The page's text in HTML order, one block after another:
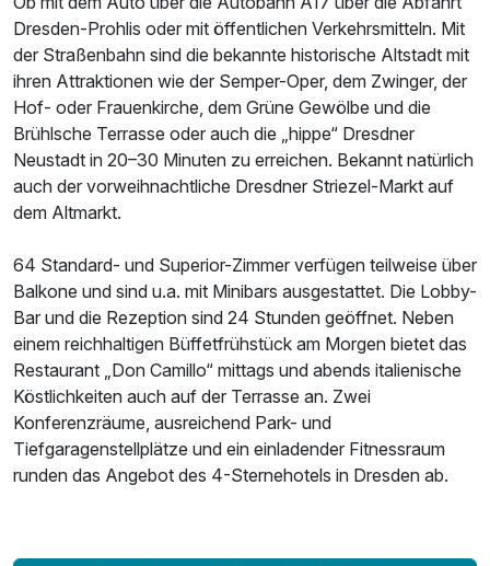
Ausstattung
Zusatznächte
Für 2 Tage
Dresden-Prohlis oder mit öffentlichen Verkehrsmitteln. Mit
der Straßenbahn sind die bekannte historische Altstadt mit
ihren Attraktionen wie der Semper-Oper, dem Zwinger, der
Hof- oder Frauenkirche, dem Grüne Gewölbe und die
Brühlsche Terrasse oder auch die „hippe“ Dresdner
Neustadt in 20–30 Minuten zu erreichen. Bekannt natürlich
auch der vorweihnachtliche Dresdner Striezel-Markt auf
dem Altmarkt.
64 Standard- und Superior-Zimmer verfügen teilweise über
Balkone und sind u.a. mit Minibars ausgestattet. Die Lobby-
Bar und die Rezeption sind 24 Stunden geöffnet. Neben
einem reichhaltigen Büffetfrühstück am Morgen bietet das
Restaurant „Don Camillo“ mittags und abends italienische
Köstlichkeiten auch auf der Terrasse an. Zwei
Konferenzräume, ausreichend Park- und
Tiefgaragenstellplätze und ein einladender Fitnessraum
runden das Angebot des 4-Sternehotels in Dresden ab.